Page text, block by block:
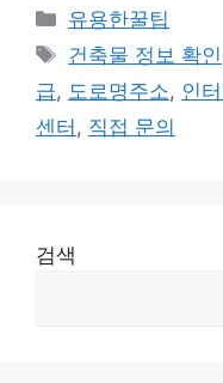
카
테
리
유용한꿀팁
태
그
건축물 정보 확인
급, 도로명주소, 인
센터 , 직접 문의
검색